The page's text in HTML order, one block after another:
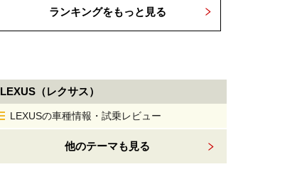
ランキングをもっと見る
LEXUS（レクサス）
LEXUSの車種情報・試乗レビュー
他のテーマも見る